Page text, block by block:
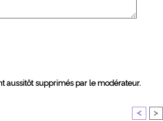
aussitôt supprimés par le modérateur.
< >